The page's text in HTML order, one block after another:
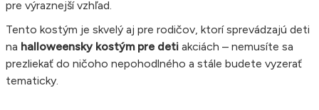
pre výraznejší vzhľad.
Tento kostým je skvelý aj pre rodičov, ktorí sprevádzajú deti
na halloweensky kostým pre deti akciách – nemusíte sa
prezliekať do ničoho nepohodlného a stále budete vyzerať
tematicky.